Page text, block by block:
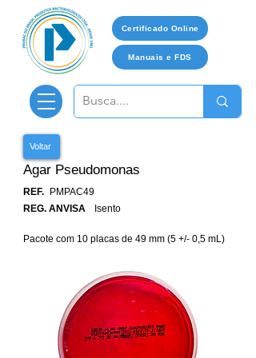
Certificado Online
Manuais e FDS
Voltar
Agar Pseudomonas
REF.
PMPAC49
REG. ANVISA
Isento
Pacote com 10 placas de 49 mm (5 +/- 0,5 mL)